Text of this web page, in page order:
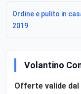
Ordine e pulito in
2019
Volantino
Offerte valide dal